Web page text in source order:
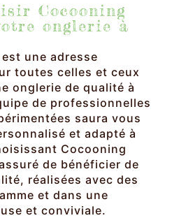
Cocooning
onglerie à
une adresse
toutes celles et ceux
onglerie de qualité à
de professionnelles
saura vous
et adapté à
Cocooning
de bénéficier de
réalisées avec des
et dans une
et conviviale.